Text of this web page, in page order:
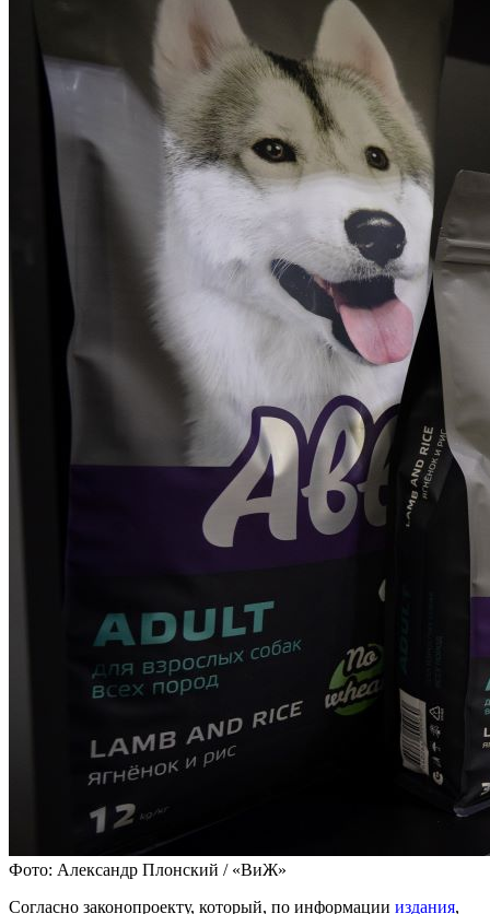
Фото: Александр Плонский / «ВиЖ»
Согласно законопроекту, который, по информации издания,